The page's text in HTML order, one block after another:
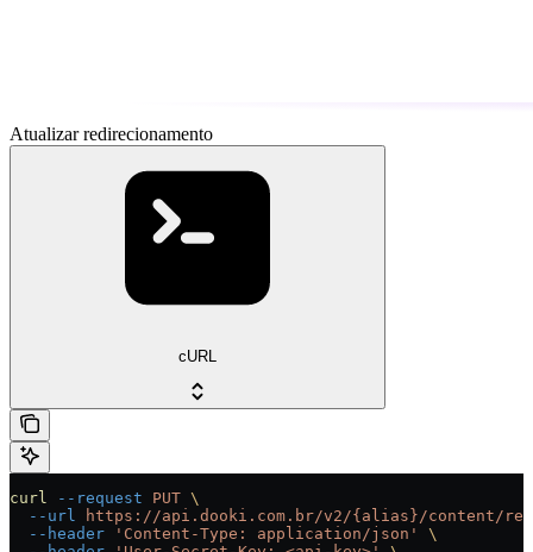
Atualizar redirecionamento
cURL
curl --request PUT \
  --url
https://api.dooki.com.br/v2/{alias}/content/
  --header
'Content-Type: application/json'
\